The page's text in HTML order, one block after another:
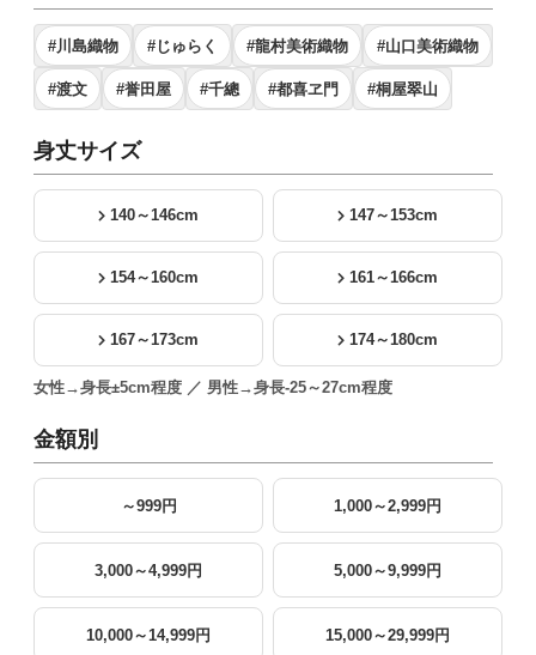
#川島織物 #じゅらく #龍村美術織物 #山口美術織物
#渡文 #誉田屋 #千總 #都喜ヱ門 #桐屋翠山
身丈サイズ
140～146cm 147～153cm
154～160cm 161～166cm
167～173cm 174～180cm
女性→身長±5cm程度 ／ 男性→身長-25～27cm程度
金額別
～999円 1,000～2,999円
3,000～4,999円 5,000～9,999円
10,000～14,999円 15,000～29,999円